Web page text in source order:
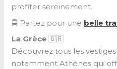
profiter sereinement.
🚍 Partez pour une belle
La Grèce🇬🇷
Découvrez tous les
notamment Athènes qui